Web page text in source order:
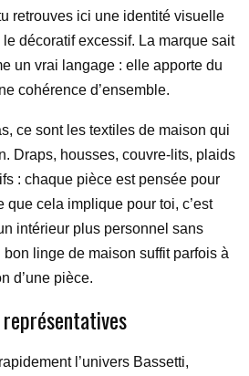
retrouves ici une identité visuelle
décoratif excessif. La marque sait
un vrai langage : elle apporte du
cohérence d’ensemble.
ce sont les textiles de maison qui
Draps, housses, couvre-lits, plaids
: chaque pièce est pensée pour
que cela implique pour toi, c’est
intérieur plus personnel sans
linge de maison suffit parfois à
d’une pièce.
l’univers Bassetti,